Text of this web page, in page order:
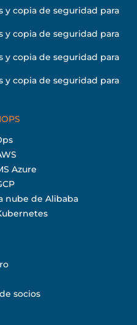
y copia de seguridad para
y copia de seguridad para
y copia de seguridad para
y copia de seguridad para
Azure
nube de Alibaba
socios